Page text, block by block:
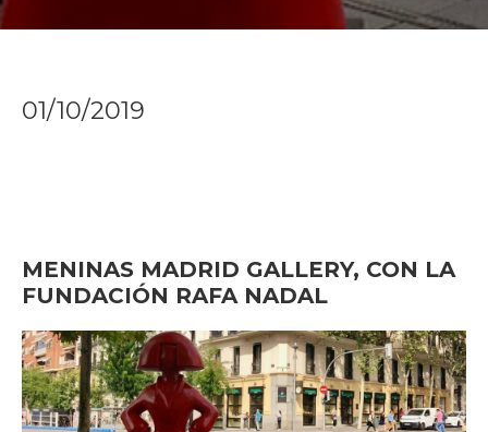
01/10/2019
MENINAS MADRID GALLERY, CON LA
FUNDACIÓN RAFA NADAL